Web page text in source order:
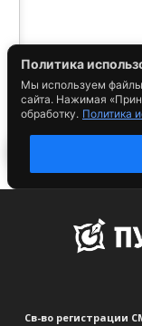
Св-во регистрации